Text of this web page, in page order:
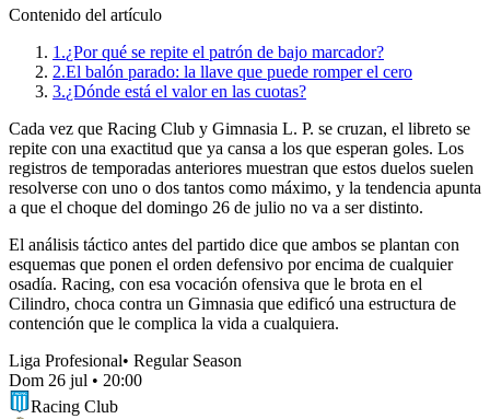
Contenido del artículo
1.¿Por qué se repite el patrón de bajo marcador?
2.El balón parado: la llave que puede romper el cero
3.¿Dónde está el valor en las cuotas?
Cada vez que Racing Club y Gimnasia L. P. se cruzan, el libreto se
repite con una exactitud que ya cansa a los que esperan goles. Los
registros de temporadas anteriores muestran que estos duelos suelen
resolverse con uno o dos tantos como máximo, y la tendencia apunta
a que el choque del domingo 26 de julio no va a ser distinto.
El análisis táctico antes del partido dice que ambos se plantan con
esquemas que ponen el orden defensivo por encima de cualquier
osadía. Racing, con esa vocación ofensiva que le brota en el
Cilindro, choca contra un Gimnasia que edificó una estructura de
contención que le complica la vida a cualquiera.
Liga Profesional• Regular Season
Dom 26 jul • 20:00
Racing Club